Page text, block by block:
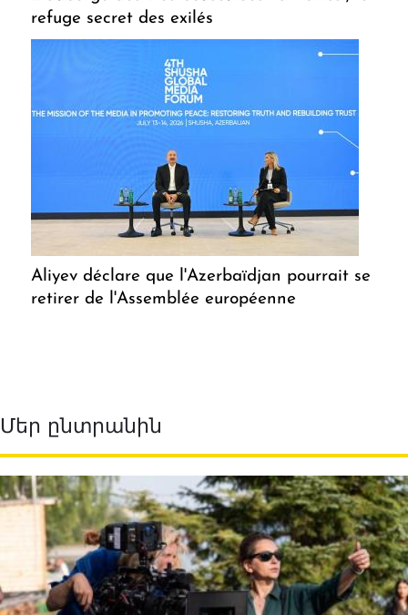
refuge secret des exilés
Aliyev déclare que l'Azerbaïdjan pourrait se
retirer de l'Assemblée européenne
Մեր ընտրանին